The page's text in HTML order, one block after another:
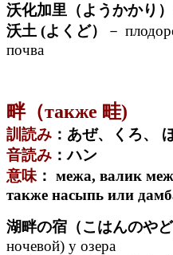
沃化加里（ようかかり）
沃土 (よくど）
－
почва
畔（также 畦)
訓読み ：あぜ、くろ、
音読み ：ハン
意味 ： межа, валик
также насыпь или
湖畔の宿（こはんのやど
ночевой) у озера